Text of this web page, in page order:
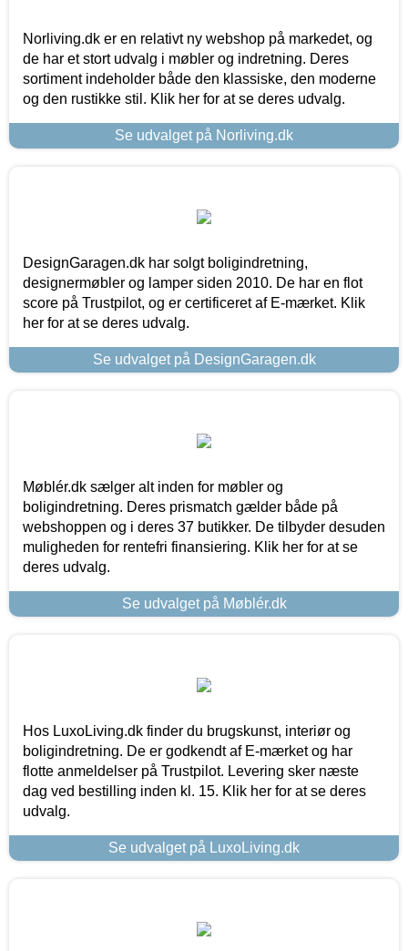
Norliving.dk er en relativt ny webshop på markedet, og
de har et stort udvalg i møbler og indretning. Deres
sortiment indeholder både den klassiske, den moderne
og den rustikke stil. Klik her for at se deres udvalg.
Se udvalget på Norliving.dk
DesignGaragen.dk har solgt boligindretning,
designermøbler og lamper siden 2010. De har en flot
score på Trustpilot, og er certificeret af E-mærket. Klik
her for at se deres udvalg.
Se udvalget på DesignGaragen.dk
Møblér.dk sælger alt inden for møbler og
boligindretning. Deres prismatch gælder både på
webshoppen og i deres 37 butikker. De tilbyder desuden
muligheden for rentefri finansiering. Klik her for at se
deres udvalg.
Se udvalget på Møblér.dk
Hos LuxoLiving.dk finder du brugskunst, interiør og
boligindretning. De er godkendt af E-mærket og har
flotte anmeldelser på Trustpilot. Levering sker næste
dag ved bestilling inden kl. 15. Klik her for at se deres
udvalg.
Se udvalget på LuxoLiving.dk